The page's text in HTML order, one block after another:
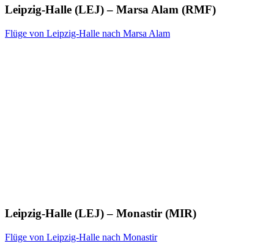
Leipzig-Halle (LEJ) – Marsa Alam (RMF)
Flüge von Leipzig-Halle nach Marsa Alam
Leipzig-Halle (LEJ) – Monastir (MIR)
Flüge von Leipzig-Halle nach Monastir